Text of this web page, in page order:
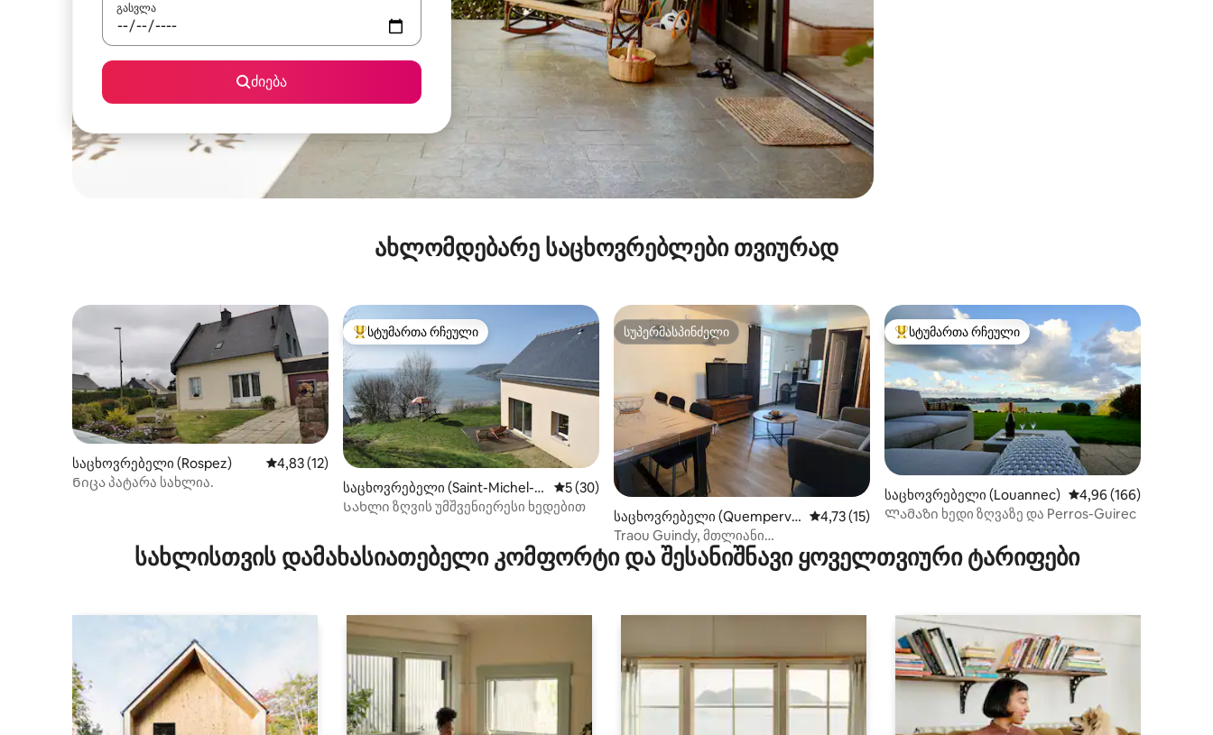
გასვლა
ძიება
ახლომდებარე საცხოვრებლები თვიურად
საცხოვრებელი (Rospez) საშუალო შეფასებაა 5‑დან 4,83, 12 მიმოხილვა
4,83 (12)
Ნიცა პატარა სახლია.
სტუმართა რჩეული მოწინავე ვარიანტი
სტუმართა რჩეული
საცხოვრებელი (Saint-Michel-e
n-Grève)
საშუალო შეფასებაა 5‑დან 5, 30 მიმოხილვა
5 (30)
Სახლი ზღვის უმშვენიერესი ხედებით
სუპერმასპინძელი
სუპერმასპინძელი
საცხოვრებელი (Quemperve
n)
საშუალო შეფასებაა 5‑დან 4,73, 15 მიმოხილვა
4,73 (15)
Traou Guindy, მთლიანი
საცხოვრებელი, მშვიდ გარემოში
სტუმართა რჩეული მოწინავე ვარიანტი
სტუმართა რჩეული
საცხოვრებელი (Louannec) საშუალო შეფასებაა
4,96 (166)
Ლამაზი ხედი ზღვაზე და Perros-Guirec
სახლისთვის დამახასიათებელი კომფორტი და შესანიშნავი ყოველთვიური ტარიფები